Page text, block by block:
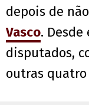
depois de
Vasco. Desde
disputados,
outras